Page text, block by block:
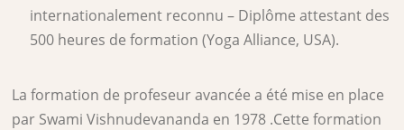
internationalement reconnu – Diplôme attestant des
500 heures de formation (Yoga Alliance, USA).
La formation de profeseur avancée a été mise en place
par Swami Vishnudevananda en 1978 .Cette formation